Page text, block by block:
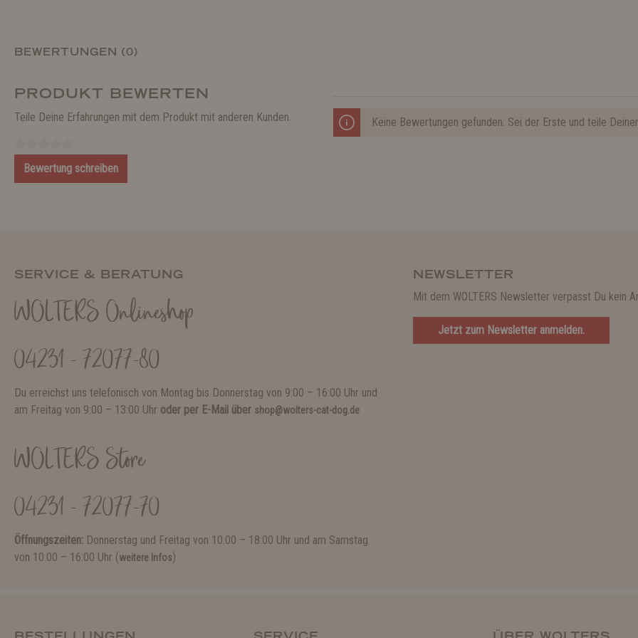
BEWERTUNGEN (0)
PRODUKT BEWERTEN
Teile Deine Erfahrungen mit dem Produkt mit anderen Kunden.
Bewertung schreiben
Keine Bewertungen gefunden. Sei der Erste und teile
SERVICE & BERATUNG
WOLTERS Onlineshop
04231 - 72077-80
Du erreichst uns telefonisch von Montag bis Donnerstag von 9:00 – 16:00 Uhr und
am Freitag von 9:00 – 13:00 Uhr oder per E-Mail über shop@wolters-cat-dog.de
WOLTERS Store
04231 - 72077-70
Öffnungszeiten: Donnerstag und Freitag von 10:00 – 18:00 Uhr und am Samstag
von 10:00 – 16:00 Uhr (weitere Infos)
NEWSLETTER
Mit dem WOLTERS Newsletter verpasst Du kein
Jetzt zum Newsletter anmelden.